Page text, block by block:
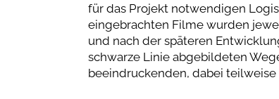
für das Projekt notwendigen
eingebrachten Filme wurden
und nach der späteren
schwarze Linie abgebildeten
beeindruckenden, dabei